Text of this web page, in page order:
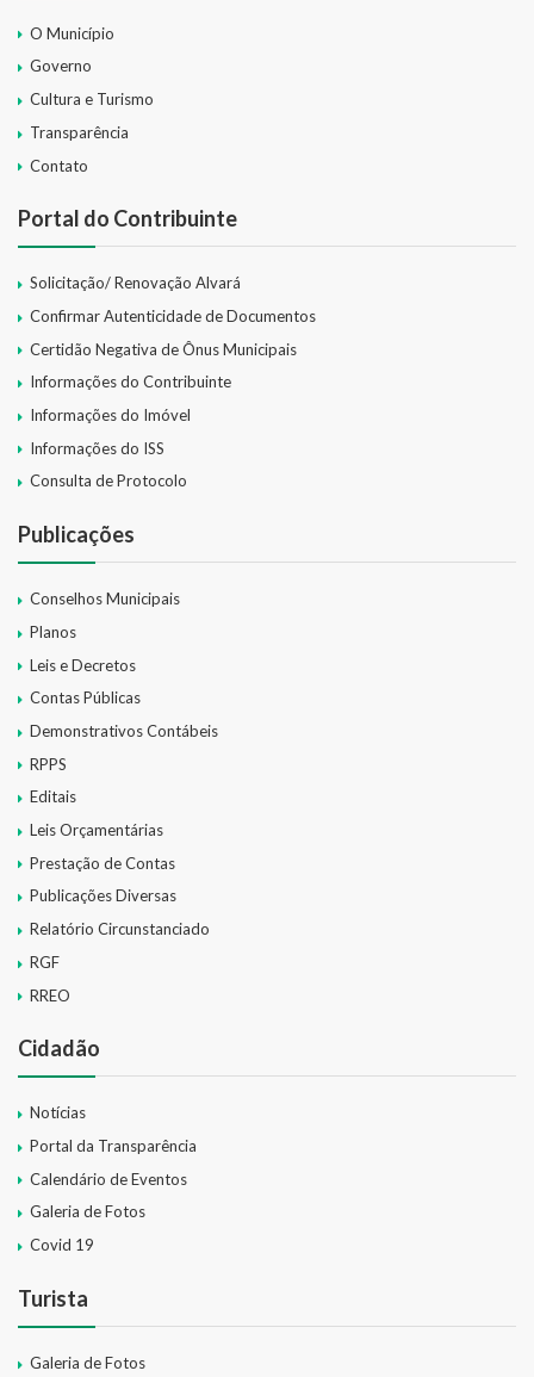
O Município
Governo
Cultura e Turismo
Transparência
Contato
Portal do Contribuinte
Solicitação/ Renovação Alvará
Confirmar Autenticidade de Documentos
Certidão Negativa de Ônus Municipais
Informações do Contribuinte
Informações do Imóvel
Informações do ISS
Consulta de Protocolo
Publicações
Conselhos Municipais
Planos
Leis e Decretos
Contas Públicas
Demonstrativos Contábeis
RPPS
Editais
Leis Orçamentárias
Prestação de Contas
Publicações Diversas
Relatório Circunstanciado
RGF
RREO
Cidadão
Notícias
Portal da Transparência
Calendário de Eventos
Galeria de Fotos
Covid 19
Turista
Galeria de Fotos